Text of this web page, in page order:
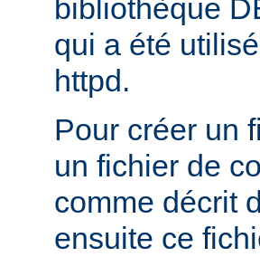
bibliothèque
qui a été
httpd.
Pour créer un
un fichier de
comme décrit
ensuite ce